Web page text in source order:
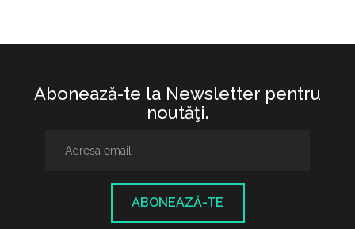
Abonează-te la Newsletter pentru
noutăţi.
ABONEAZĂ-TE